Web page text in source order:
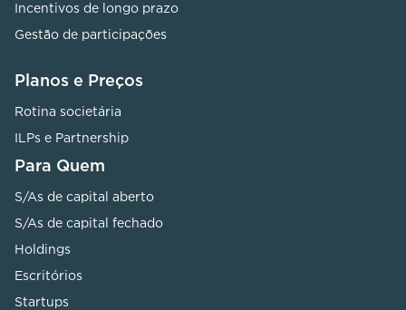
Incentivos de longo prazo
Gestão de participações
Planos e Preços
Rotina societária
ILPs e Partnership
Para Quem
S/As de capital aberto
S/As de capital fechado
Holdings
Escritórios
Startups